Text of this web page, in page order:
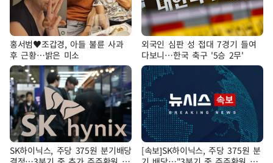
홍서범♥조갑경, 아들 불륜 사과
후 근황…밝은 미소
외국인 심판 성 접대 7경기 들여
다보니…한국 축구 '5승 2무'
SK하이닉스, 주당 375원 분기배당
[속보]SK하이닉스, 주당 375원 분